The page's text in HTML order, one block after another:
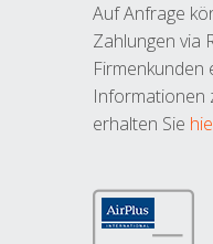
Auf Anfrage
Zahlungen via
Firmenkunden
Informationen
erhalten Sie